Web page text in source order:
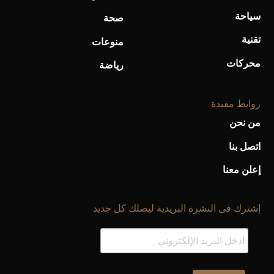
سياحة
تقنية
محركات
صحة
منوعات
رياضة
روابط مفيدة
من نحن
اتصل بنا
إعلن معنا
إشترك فى النشرة البريدية ليصلك كل جديد